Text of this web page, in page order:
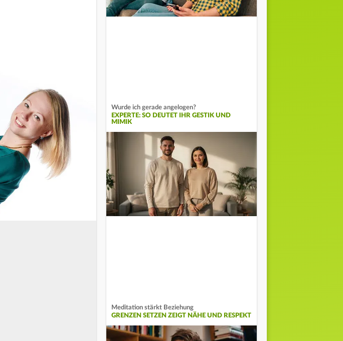
Wurde ich gerade angelogen?
EXPERTE: SO DEUTET IHR GESTIK UND
MIMIK
Meditation stärkt Beziehung
GRENZEN SETZEN ZEIGT NÄHE UND RESPEKT